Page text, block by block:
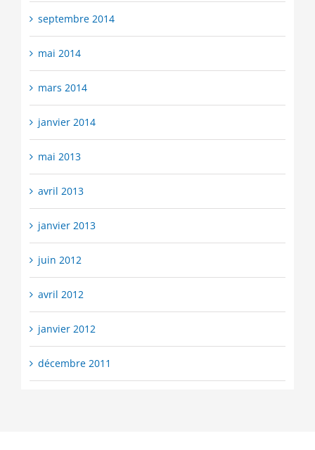
septembre 2014
mai 2014
mars 2014
janvier 2014
mai 2013
avril 2013
janvier 2013
juin 2012
avril 2012
janvier 2012
décembre 2011